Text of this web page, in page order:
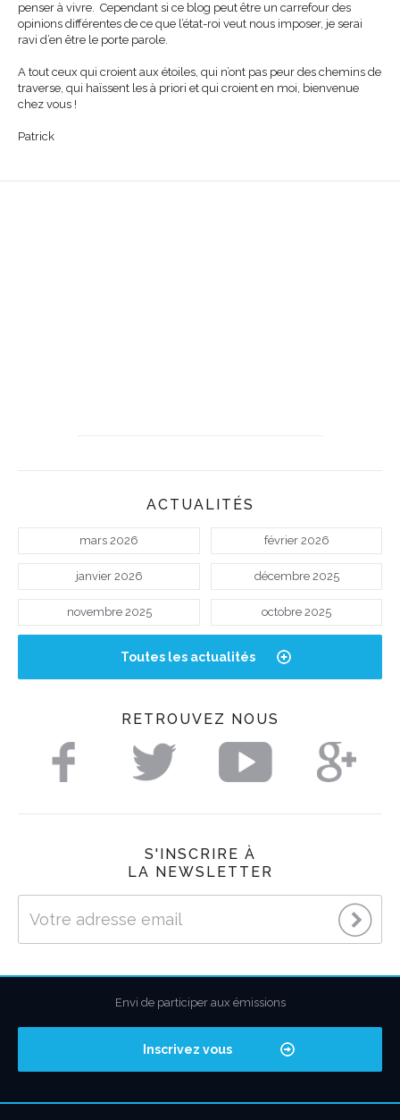
penser à vivre. Cependant si ce blog peut être un carrefour des
opinions différentes de ce que l’état-roi veut nous imposer, je serai
ravi d’en être le porte parole.
A tout ceux qui croient aux étoiles, qui n’ont pas peur des chemins de
traverse, qui haïssent les à priori et qui croient en moi, bienvenue
chez vous !
Patrick
ACTUALITÉS
mars 2026 février 2026
janvier 2026 décembre 2025
novembre 2025 octobre 2025
Toutes les actualités
RETROUVEZ NOUS
S'INSCRIRE À
LA NEWSLETTER
Envi de participer aux émissions
Inscrivez vous